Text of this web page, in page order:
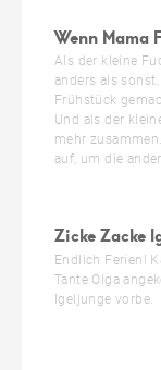
Wenn Mama
Als der kleine
anders als
Frühstück
Und als der
mehr
auf, um die
Zicke Zacke
Endlich Ferien!
Tante Olga
Igeljunge vorbe.